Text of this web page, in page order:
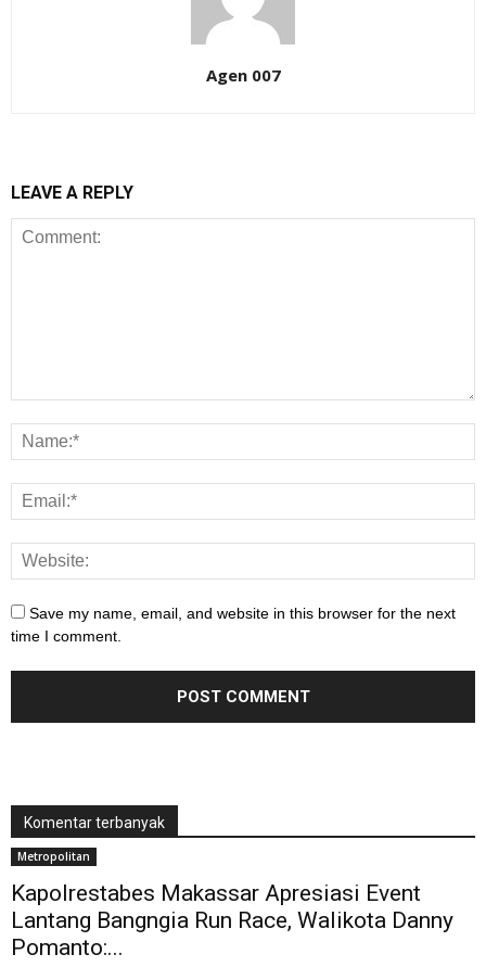
Agen 007
LEAVE A REPLY
Save my name, email, and website in this browser for the next
time I comment.
Komentar terbanyak
Metropolitan
Kapolrestabes Makassar Apresiasi Event
Lantang Bangngia Run Race, Walikota Danny
Pomanto:...